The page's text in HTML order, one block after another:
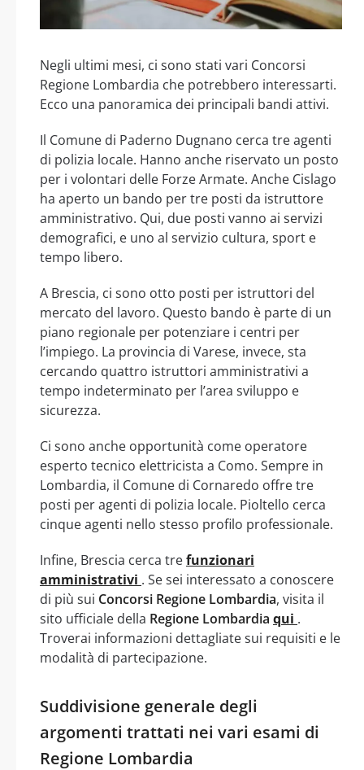
Negli ultimi mesi, ci sono stati vari Concorsi
Regione Lombardia che potrebbero interessarti.
Ecco una panoramica dei principali bandi attivi.
Il Comune di Paderno Dugnano cerca tre agenti
di polizia locale. Hanno anche riservato un posto
per i volontari delle Forze Armate. Anche Cislago
ha aperto un bando per tre posti da istruttore
amministrativo. Qui, due posti vanno ai servizi
demografici, e uno al servizio cultura, sport e
tempo libero.
A Brescia, ci sono otto posti per istruttori del
mercato del lavoro. Questo bando è parte di un
piano regionale per potenziare i centri per
l’impiego. La provincia di Varese, invece, sta
cercando quattro istruttori amministrativi a
tempo indeterminato per l’area sviluppo e
sicurezza.
Ci sono anche opportunità come operatore
esperto tecnico elettricista a Como. Sempre in
Lombardia, il Comune di Cornaredo offre tre
posti per agenti di polizia locale. Pioltello cerca
cinque agenti nello stesso profilo professionale.
Infine, Brescia cerca trefunzionari
amministrativi . Se sei interessato a conoscere
di più sui Concorsi Regione Lombardia, visita il
sito ufficiale della Regione Lombardia qui .
Troverai informazioni dettagliate sui requisiti e le
modalità di partecipazione.
Suddivisione generale degli
argomenti trattati nei vari esami di
Regione Lombardia